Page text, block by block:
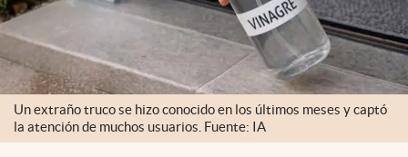
Un extraño truco se hizo conocido en los últimos meses y captó
la atención de muchos usuarios. Fuente: IA